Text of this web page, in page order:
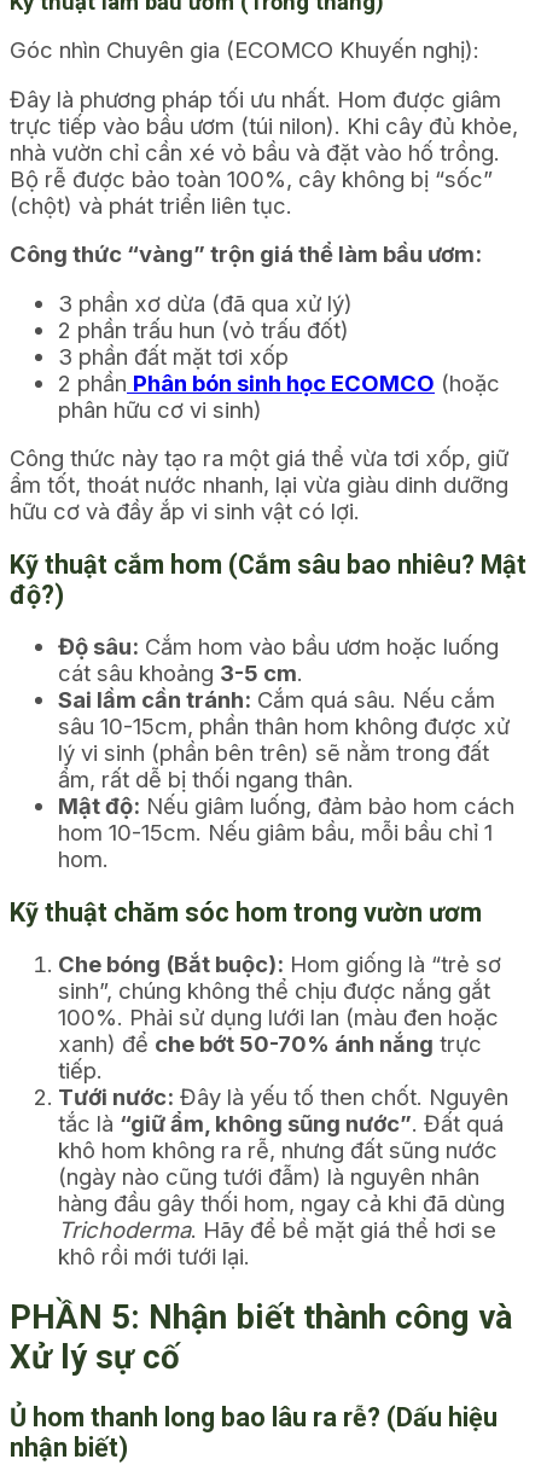
Góc nhìn Chuyên gia (ECOMCO Khuyến nghị):
Đây là phương pháp tối ưu nhất. Hom được giâm
trực tiếp vào bầu ươm (túi nilon). Khi cây đủ khỏe,
nhà vườn chỉ cần xé vỏ bầu và đặt vào hố trồng.
Bộ rễ được bảo toàn 100%, cây không bị “sốc”
(chột) và phát triển liên tục.
Công thức “vàng” trộn giá thể làm bầu ươm:
3 phần xơ dừa (đã qua xử lý)
2 phần trấu hun (vỏ trấu đốt)
3 phần đất mặt tơi xốp
2 phần Phân bón sinh học ECOMCO (hoặc
phân hữu cơ vi sinh)
Công thức này tạo ra một giá thể vừa tơi xốp, giữ
ẩm tốt, thoát nước nhanh, lại vừa giàu dinh dưỡng
hữu cơ và đầy ắp vi sinh vật có lợi.
Kỹ thuật cắm hom (Cắm sâu bao nhiêu? Mật
độ?)
Độ sâu: Cắm hom vào bầu ươm hoặc luống
cát sâu khoảng 3-5 cm.
Sai lầm cần tránh: Cắm quá sâu. Nếu cắm
sâu 10-15cm, phần thân hom không được xử
lý vi sinh (phần bên trên) sẽ nằm trong đất
ẩm, rất dễ bị thối ngang thân.
Mật độ: Nếu giâm luống, đảm bảo hom cách
hom 10-15cm. Nếu giâm bầu, mỗi bầu chỉ 1
hom.
Kỹ thuật chăm sóc hom trong vườn ươm
Che bóng (Bắt buộc): Hom giống là “trẻ sơ
sinh”, chúng không thể chịu được nắng gắt
100%. Phải sử dụng lưới lan (màu đen hoặc
xanh) để che bớt 50-70% ánh nắng trực
tiếp.
Tưới nước: Đây là yếu tố then chốt. Nguyên
tắc là “giữ ẩm, không sũng nước”. Đất quá
khô hom không ra rễ, nhưng đất sũng nước
(ngày nào cũng tưới đẫm) là nguyên nhân
hàng đầu gây thối hom, ngay cả khi đã dùng
Trichoderma. Hãy để bề mặt giá thể hơi se
khô rồi mới tưới lại.
PHẦN 5: Nhận biết thành công và
Xử lý sự cố
Ủ hom thanh long bao lâu ra rễ? (Dấu hiệu
nhận biết)